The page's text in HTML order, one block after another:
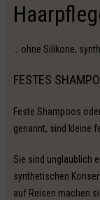
… ohne Silikone,
FESTES
Feste Shampoos
genannt, sind kleine
Sie sind unglaublich
synthetischen
auf Reisen machen